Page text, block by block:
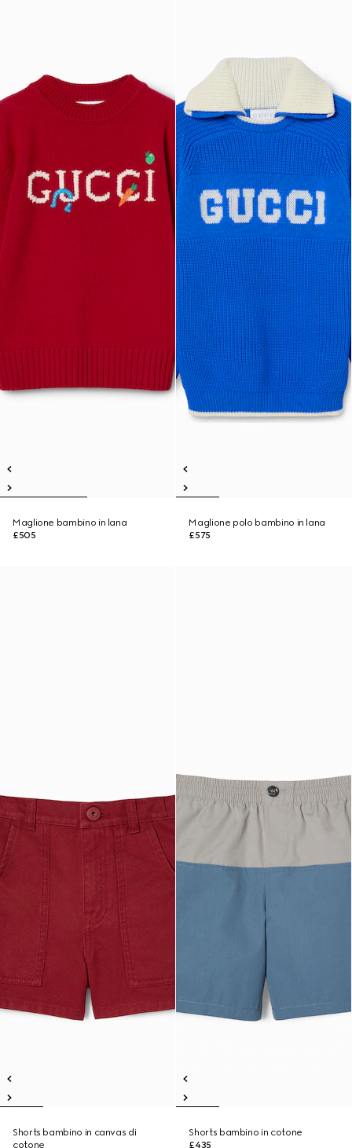
Maglione bambino in lana
£505
Maglione polo bambino in lana
£575
Shorts bambino in canvas di
cotone
Shorts bambino in cotone
£435